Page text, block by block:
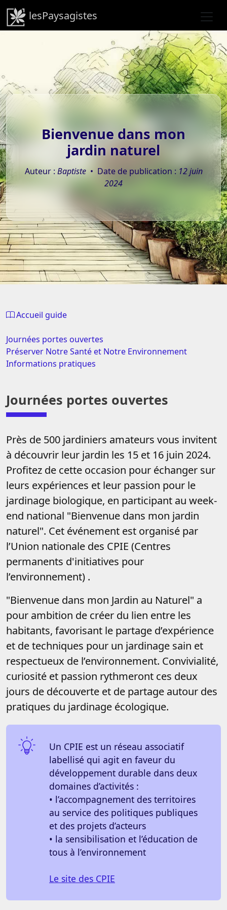
lesPaysagistes
Bienvenue dans mon
jardin naturel
Auteur :Baptiste• Date de publication : 12 juin
2024
Accueil guide
Journées portes ouvertes
Préserver Notre Santé et Notre Environnement
Informations pratiques
Journées portes ouvertes
Près de 500 jardiniers amateurs vous invitent
à découvrir leur jardin les 15 et 16 juin 2024.
Profitez de cette occasion pour échanger sur
leurs expériences et leur passion pour le
jardinage biologique, en participant au week-
end national "Bienvenue dans mon jardin
naturel". Cet événement est organisé par
l’Union nationale des CPIE (Centres
permanents d'initiatives pour
l’environnement) .
"Bienvenue dans mon Jardin au Naturel" a
pour ambition de créer du lien entre les
habitants, favorisant le partage d’expérience
et de techniques pour un jardinage sain et
respectueux de l’environnement. Convivialité,
curiosité et passion rythmeront ces deux
jours de découverte et de partage autour des
pratiques du jardinage écologique.
Un CPIE est un réseau associatif
labellisé qui agit en faveur du
développement durable dans deux
domaines d’activités :
• l’accompagnement des territoires
au service des politiques publiques
et des projets d’acteurs
• la sensibilisation et l’éducation de
tous à l’environnement
Le site des CPIE